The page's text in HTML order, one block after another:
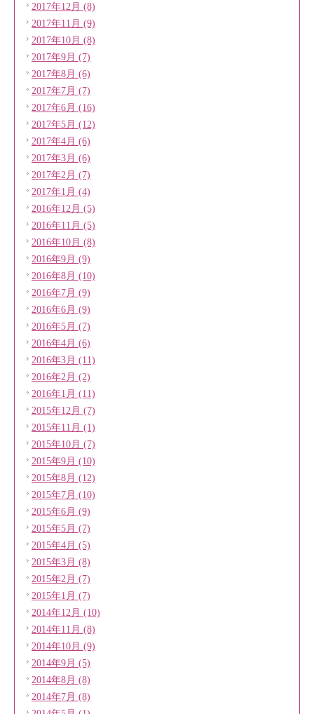
2017年12月 (8)
2017年11月 (9)
2017年10月 (8)
2017年9月 (7)
2017年8月 (6)
2017年7月 (7)
2017年6月 (16)
2017年5月 (12)
2017年4月 (6)
2017年3月 (6)
2017年2月 (7)
2017年1月 (4)
2016年12月 (5)
2016年11月 (5)
2016年10月 (8)
2016年9月 (9)
2016年8月 (10)
2016年7月 (9)
2016年6月 (9)
2016年5月 (7)
2016年4月 (6)
2016年3月 (11)
2016年2月 (2)
2016年1月 (11)
2015年12月 (7)
2015年11月 (1)
2015年10月 (7)
2015年9月 (10)
2015年8月 (12)
2015年7月 (10)
2015年6月 (9)
2015年5月 (7)
2015年4月 (5)
2015年3月 (8)
2015年2月 (7)
2015年1月 (7)
2014年12月 (10)
2014年11月 (8)
2014年10月 (9)
2014年9月 (5)
2014年8月 (8)
2014年7月 (8)